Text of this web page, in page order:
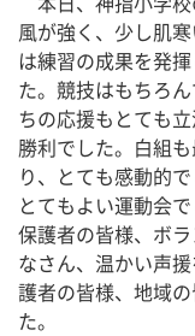
風が強く、少し肌
は練習の成果を発
た。競技はもちろ
ちの応援もとても
勝利でした。白組
り、とても感動的
とてもよい運動会
保護者の皆様、ボ
なさん、温かい声
護者の皆様、地域
た。